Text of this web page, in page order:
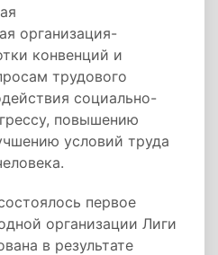
организация-
конвенций и
трудового
социально-
повышению
условий труда
первое
организации Лиги
в результате